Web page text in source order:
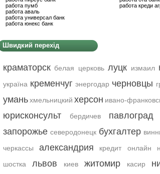
работа пумб
работа аваль
работа универсал банк
работа юнекс банк
работа креди
Швидкий перехід
краматорск белая церковь луцк измаил
україна кременчуг энергодар черновцы
уманьхмельницкий херсон ивано-
юрисконсульт бердичев павлоград
запорожье северодонецк бухгалтер
черкассы александрия кредит онлайн
шостка львов киев житомир касир